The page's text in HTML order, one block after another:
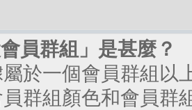
員群組」是甚麼？
於一個會員群組以
員群組顏色和會員群